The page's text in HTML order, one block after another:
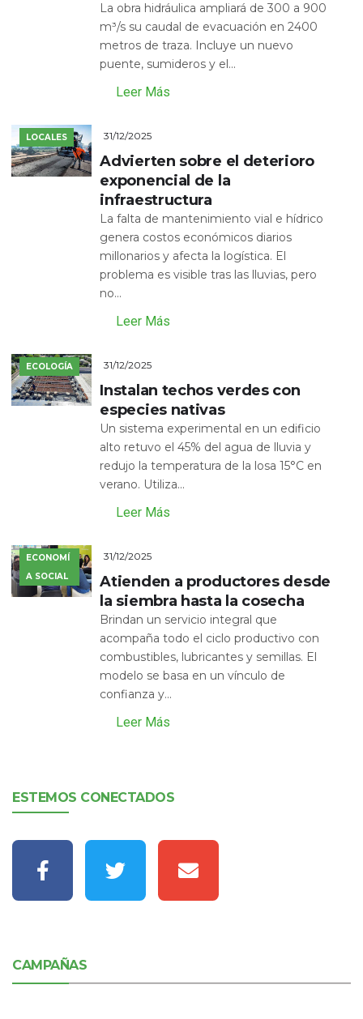
La obra hidráulica ampliará de 300 a 900
m³/s su caudal de evacuación en 2400
metros de traza. Incluye un nuevo
puente, sumideros y el...
Leer Más
LOCALES 31/12/2025
Advierten sobre el deterioro
exponencial de la
infraestructura
La falta de mantenimiento vial e hídrico
genera costos económicos diarios
millonarios y afecta la logística. El
problema es visible tras las lluvias, pero
no...
Leer Más
ECOLOGÍA 31/12/2025
Instalan techos verdes con
especies nativas
Un sistema experimental en un edificio
alto retuvo el 45% del agua de lluvia y
redujo la temperatura de la losa 15°C en
verano. Utiliza...
Leer Más
ECONOMÍ
A SOCIAL
31/12/2025
Atienden a productores desde
la siembra hasta la cosecha
Brindan un servicio integral que
acompaña todo el ciclo productivo con
combustibles, lubricantes y semillas. El
modelo se basa en un vínculo de
confianza y...
Leer Más
ESTEMOS CONECTADOS
CAMPAÑAS